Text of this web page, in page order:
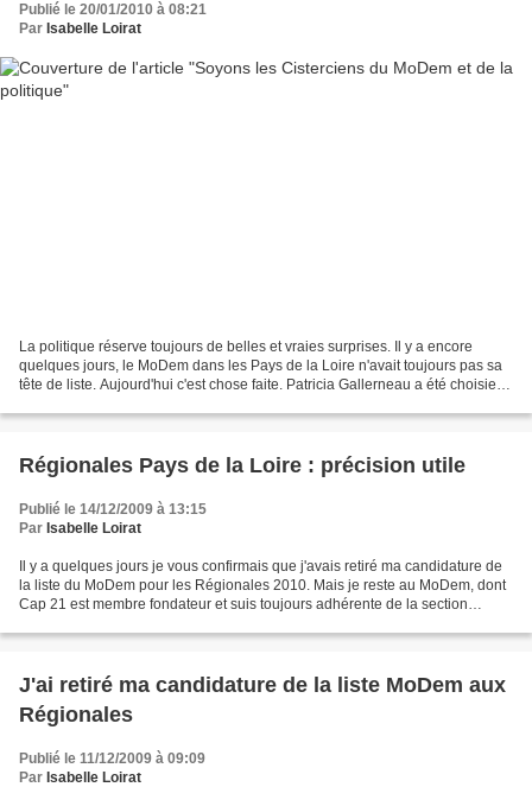
Publié le 20/01/2010 à 08:21
Par Isabelle Loirat
La politique réserve toujours de belles et vraies surprises. Il y a encore
quelques jours, le MoDem dans les Pays de la Loire n'avait toujours pas sa
tête de liste. Aujourd'hui c'est chose faite. Patricia Gallerneau a été choisie
Régionales Pays de la Loire : précision utile
Publié le 14/12/2009 à 13:15
Par Isabelle Loirat
Il y a quelques jours je vous confirmais que j'avais retiré ma candidature de
la liste du MoDem pour les Régionales 2010. Mais je reste au MoDem, dont
Cap 21 est membre fondateur et suis toujours adhérente de la section
J'ai retiré ma candidature de la liste MoDem aux
Régionales
Publié le 11/12/2009 à 09:09
Par Isabelle Loirat